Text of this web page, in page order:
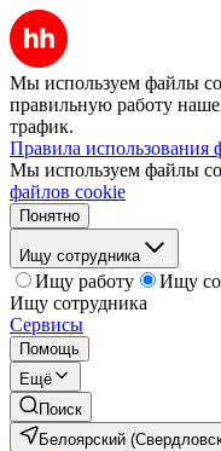
Мы используем файлы
правильную работу
трафик.
Правила использования
Мы используем файлы
файлов cookie
Понятно
Ищу сотрудника
Ищу работу
Ищу
Ищу сотрудника
Сервисы
Помощь
Ещё
Поиск
Белоярский